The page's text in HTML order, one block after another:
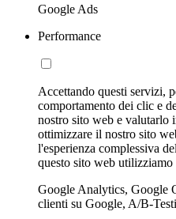
Google Ads
Performance
Accettando questi servizi,
comportamento dei clic e
nostro sito web e valutarlo
ottimizzare il nostro sito
l'esperienza complessiva
questo sito web
Google Analytics, Google
clienti su Google, A/B-